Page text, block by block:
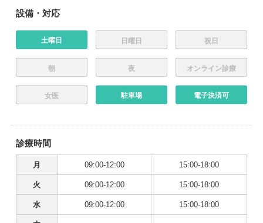
設備・対応
土曜日 日曜日 祝日
朝 夜 オンライン診療
女医 駐車場 電子決済可
診療時間
月 09:00-12:00 15:00-18:00
火 09:00-12:00 15:00-18:00
水 09:00-12:00 15:00-18:00